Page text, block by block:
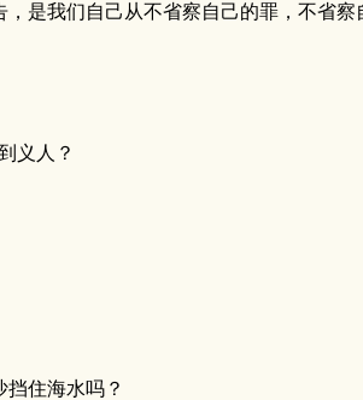
我们自己从不省察自己的罪，不省察
义人？
住海水吗？